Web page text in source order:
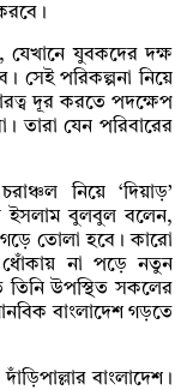
যেখানে যুবকদের দক্ষ
সেই পরিকল্পনা নিয়ে
দূর করতে পদক্ষেপ
তারা যেন পরিবারের
নিয়ে ‘দিয়াড়’
ইসলাম বুলবুল বলেন,
গড়ে তোলা হবে। কারো
ধোঁকায় না পড়ে নতুন
তিনি উপস্থিত সকলের
বাংলাদেশ গড়তে
বাংলাদেশ।